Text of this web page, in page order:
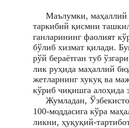
Маълумки, маҳаллий
таркибий қисмни
ганларининг фаолият
бўлиб хизмат қилади.
рўй бераётган туб
лик руҳида маҳаллий
жетларнинг хукуқ ва
кўриб чиқишга алоҳида
Жумладан,
100-моддасига кўра
ликни, ҳуқуқий-